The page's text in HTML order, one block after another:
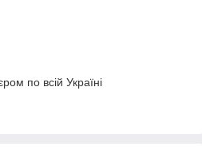
по всій Україні